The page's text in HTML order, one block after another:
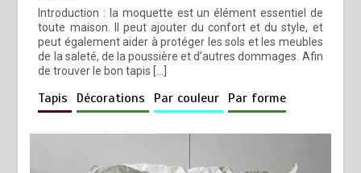
Introduction : la moquette est un élément essentiel de
toute maison. Il peut ajouter du confort et du style, et
peut également aider à protéger les sols et les meubles
de la saleté, de la poussière et d’autres dommages. Afin
de trouver le bon tapis […]
Tapis Décorations Par couleur Par forme